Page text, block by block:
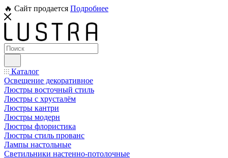
🔥 Сайт продается Подробнее
Каталог
Освещение декоративное
Люстры восточный стиль
Люстры с хрусталём
Люстры кантри
Люстры модерн
Люстры флористика
Люстры стиль прованс
Лампы настольные
Светильники настенно-потолочные